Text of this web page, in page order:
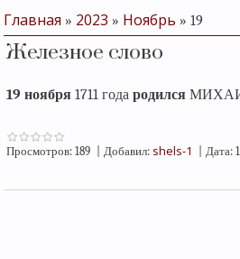
Главная » 2023 » Ноябрь » 19
Железное слово
19 ноября 1711 года родился
Просмотров: 189 Добавил: shels-1 Дата: